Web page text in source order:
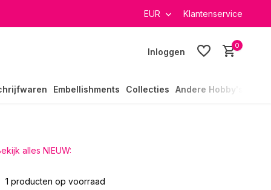
EUR Klantenservice
Inloggen
0
Embellishments Collecties Andere Hobby's
alles NIEUW:
1 producten op voorraad